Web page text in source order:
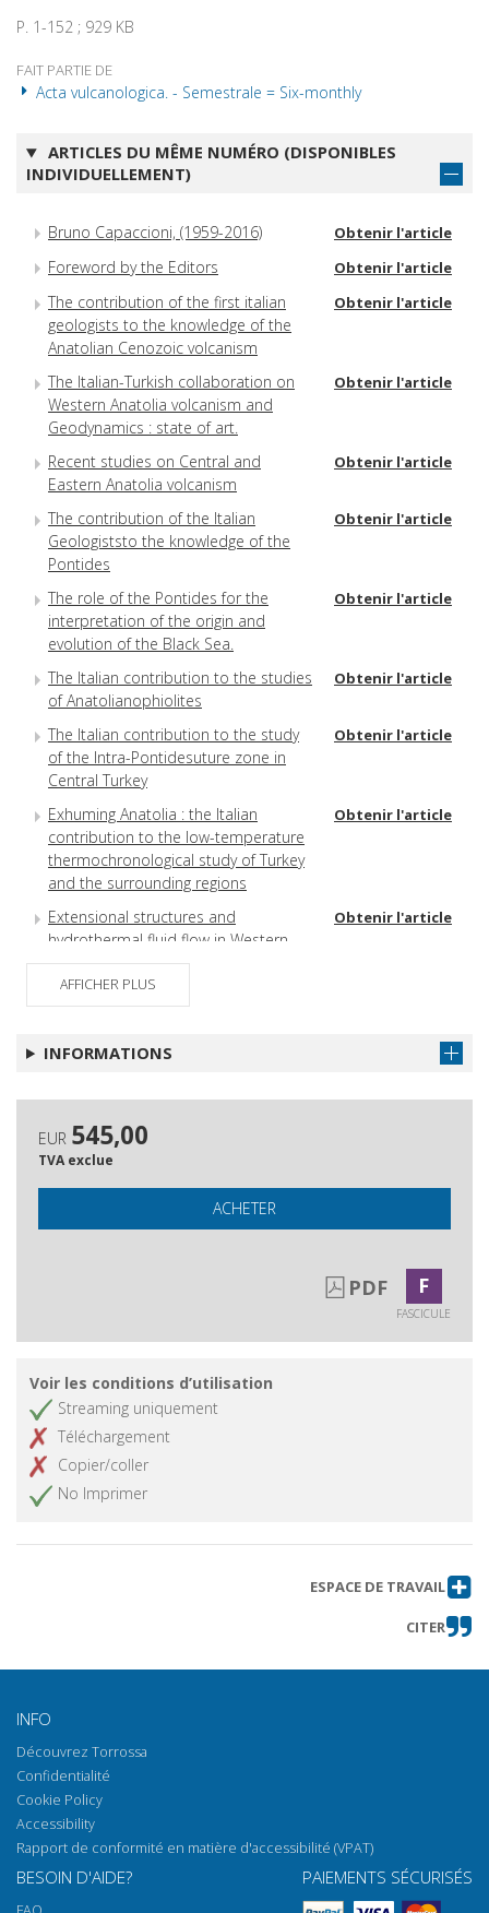
P. 1-152 ; 929 KB
FAIT PARTIE DE
Acta vulcanologica. - Semestrale = Six-monthly
ARTICLES DU MÊME NUMÉRO (DISPONIBLES
INDIVIDUELLEMENT)
Bruno Capaccioni, (1959-2016) Obtenir l'article
Foreword by the Editors Obtenir l'article
The contribution of the first italian
geologists to the knowledge of the
Anatolian Cenozoic volcanism
Obtenir l'article
The Italian-Turkish collaboration on
Western Anatolia volcanism and
Geodynamics : state of art.
Obtenir l'article
Recent studies on Central and
Eastern Anatolia volcanism
Obtenir l'article
The contribution of the Italian
Geologiststo the knowledge of the
Pontides
Obtenir l'article
The role of the Pontides for the
interpretation of the origin and
evolution of the Black Sea.
Obtenir l'article
The Italian contribution to the studies
of Anatolianophiolites
Obtenir l'article
The Italian contribution to the study
of the Intra-Pontidesuture zone in
Central Turkey
Obtenir l'article
Exhuming Anatolia : the Italian
contribution to the low-temperature
thermochronological study of Turkey
and the surrounding regions
Obtenir l'article
Extensional structures and
hydrothermal fluid flow in Western
Anatolia : a review from the Neogene-
Quaternary Dinar and Denizli Basins
Obtenir l'article
AFFICHER PLUS
INFORMATIONS
EUR 545,00
TVA exclue
ACHETER
PDF F
FASCICULE
Voir les conditions d’utilisation
Streaming uniquement
Téléchargement
Copier/coller
No Imprimer
ESPACE DE TRAVAIL
CITER
INFO
Découvrez Torrossa
Confidentialité
Cookie Policy
Accessibility
Rapport de conformité en matière d'accessibilité (VPAT)
BESOIN D'AIDE? PAIEMENTS SÉCURISÉS